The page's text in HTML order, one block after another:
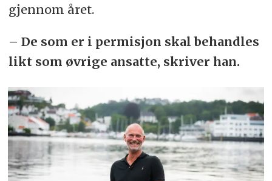
gjennom året.
– De som er i permisjon skal behandles
likt som øvrige ansatte, skriver han.